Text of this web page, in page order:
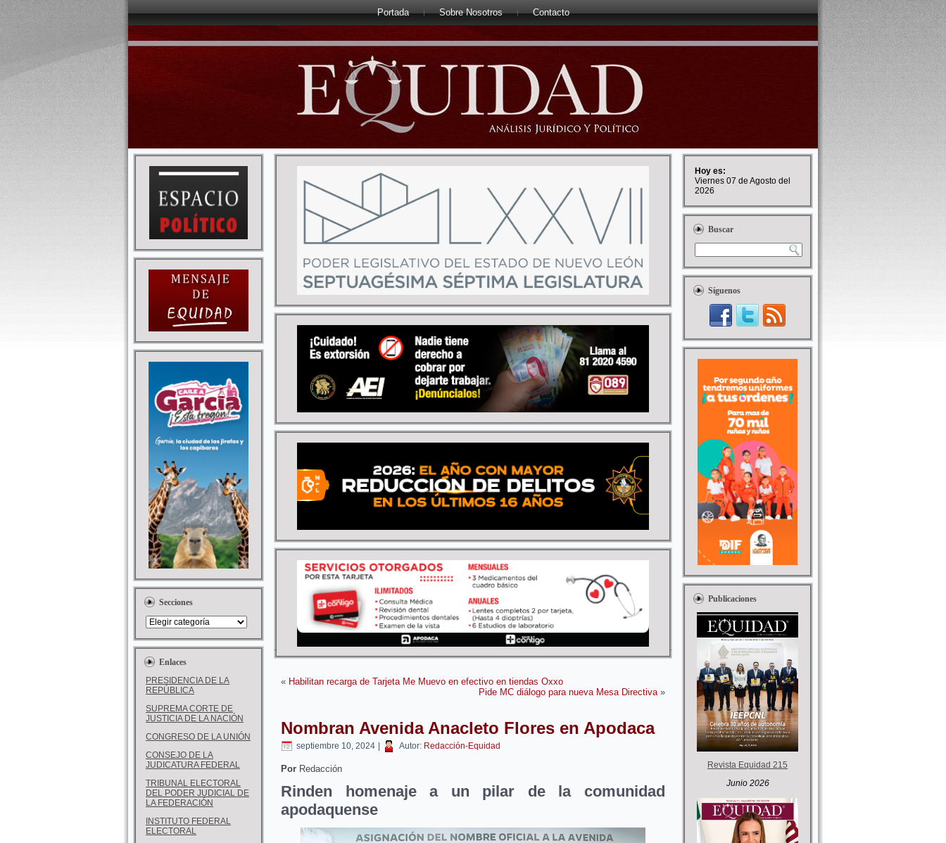
Portada Sobre Nosotros Contacto
Secciones
Enlaces
PRESIDENCIA DE LA
REPÚBLICA
SUPREMA CORTE DE
JUSTICIA DE LA NACIÓN
CONGRESO DE LA UNIÓN
CONSEJO DE LA
JUDICATURA FEDERAL
TRIBUNAL ELECTORAL
DEL PODER JUDICIAL DE
LA FEDERACIÓN
INSTITUTO FEDERAL
ELECTORAL
« Habilitan recarga de Tarjeta Me Muevo en efectivo en tiendas Oxxo
Pide MC diálogo para nueva Mesa Directiva»
Nombran Avenida Anacleto Flores en Apodaca
septiembre 10, 2024 Autor: Redacción-Equidad
Por Redacción
Rinden homenaje a un pilar de la comunidad
apodaquense
Hoy es:
Viernes 07 de Agosto del
2026
Buscar
Síguenos
Publicaciones
Revista Equidad 215
Junio 2026